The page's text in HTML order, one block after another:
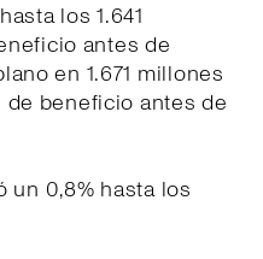
los 1.641
antes de
en 1.671 millones
beneficio antes de
0,8% hasta los